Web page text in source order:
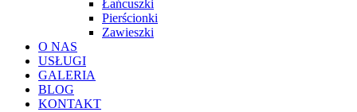
Łańcuszki
Pierścionki
Zawieszki
O NAS
USŁUGI
GALERIA
BLOG
KONTAKT